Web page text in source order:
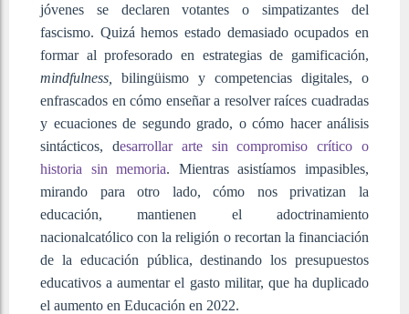
jóvenes se declaren votantes o simpatizantes del
fascismo. Quizá hemos estado demasiado ocupados en
formar al profesorado en estrategias de gamificación,
mindfulness,
bilingüismo y competencias digitales, o
enfrascados en cómo enseñar a resolver raíces cuadradas
y ecuaciones de segundo grado, o cómo hacer análisis
sintácticos, desarrollar arte sin compromiso crítico o
historia sin memoria. Mientras asistíamos impasibles,
mirando para otro lado, cómo nos privatizan la
educación, mantienen el adoctrinamiento
nacionalcatólico con la religión o recortan la financiación
de la educación pública, destinando los presupuestos
educativos a aumentar el gasto militar, que ha duplicado
el aumento en Educación en 2022.